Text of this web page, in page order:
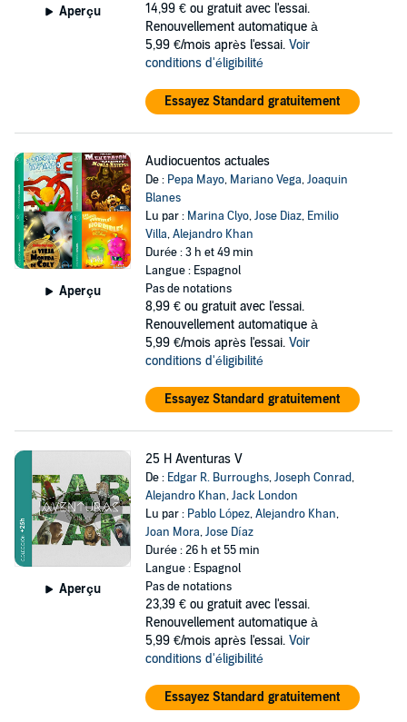
Aperçu 14,99 € ou gratuit avec l'essai.
Renouvellement automatique à
5,99 €/mois après l'essai. Voir
conditions d'éligibilité
Essayez Standard gratuitement
Aperçu
Audiocuentos actuales
De : Pepa Mayo, Mariano Vega,Joaquin
Blanes
Lu par : Marina Clyo,Jose Diaz, Emilio
Villa,Alejandro Khan
Durée : 3 h et 49 min
Langue : Espagnol
Pas de notations
8,99 € ou gratuit avec l'essai.
Renouvellement automatique à
5,99 €/mois après l'essai. Voir
conditions d'éligibilité
Essayez Standard gratuitement
Aperçu
25 H Aventuras V
De : Edgar R. Burroughs,Joseph Conrad,
Alejandro Khan,Jack London
Lu par : Pablo López,Alejandro Khan,
Joan Mora,Jose Díaz
Durée : 26 h et 55 min
Langue : Espagnol
Pas de notations
23,39 € ou gratuit avec l'essai.
Renouvellement automatique à
5,99 €/mois après l'essai. Voir
conditions d'éligibilité
Essayez Standard gratuitement